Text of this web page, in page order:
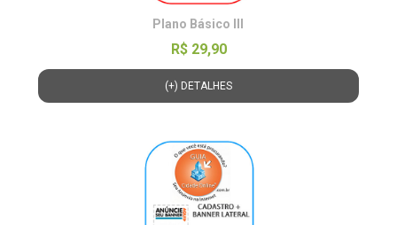
Plano Básico lll
R$ 29,90
(+) DETALHES